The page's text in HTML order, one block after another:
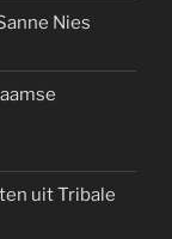
Nies
uit Tribale